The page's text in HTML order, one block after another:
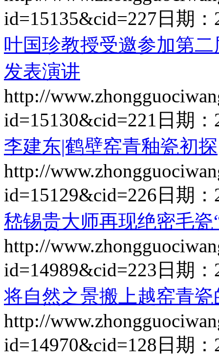
id=15135&cid=227 日期：
叶国珍教授受邀参加第
发表演讲
http://
id=15130&cid=221 日期：
李建东|鹤壁窑青釉瓷初探
http://
id=15129&cid=226 日期：
嵇锡贵大师再现绝密毛瓷
http://
id=14989&cid=223 日期：
将自然之景搬上越窑青
http://
id=14970&cid=128 日期：